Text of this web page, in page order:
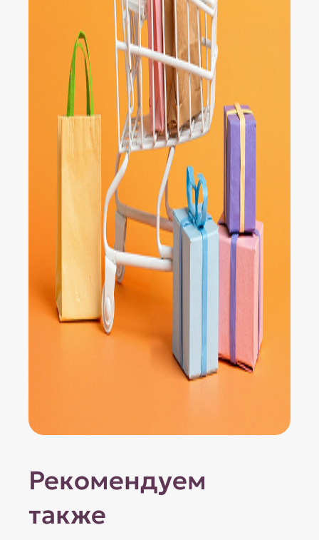
Рекомендуем
также